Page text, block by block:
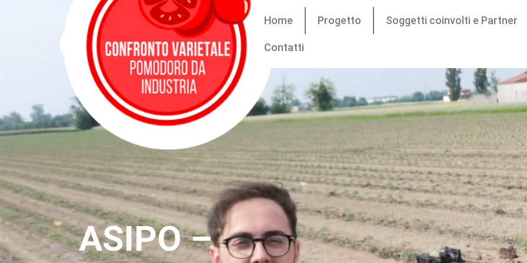
Home Progetto Soggetti coinvolti e Partner
Contatti
ASIPO –